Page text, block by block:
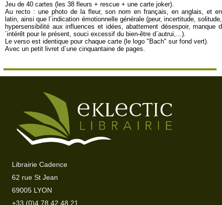
Jeu de 40 cartes (les 38 fleurs + rescue + une carte joker).
Au recto : une photo de la fleur, son nom en français, en anglais, et en
latin, ainsi que l´indication émotionnelle générale (peur, incertitude, solitude,
hypersensibilité aux influences et idées, abattement désespoir, manque d
´intérêt pour le présent, souci excessif du bien-être d´autrui,...).
Le verso est identique pour chaque carte (le logo "Bach" sur fond vert).
Avec un petit livret d´une cinquantaine de pages.
Librairie Cadence
62 rue St Jean
69005 LYON
+33 (0)4 78 42 48 21